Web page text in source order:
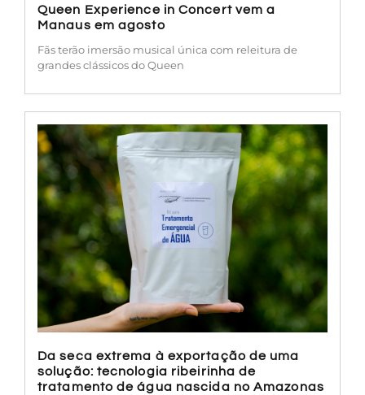
Queen Experience in Concert vem a
Manaus em agosto
Fãs terão imersão musical única com releitura de
grandes clássicos do Queen
Da seca extrema à exportação de uma
solução: tecnologia ribeirinha de
tratamento de água nascida no Amazonas